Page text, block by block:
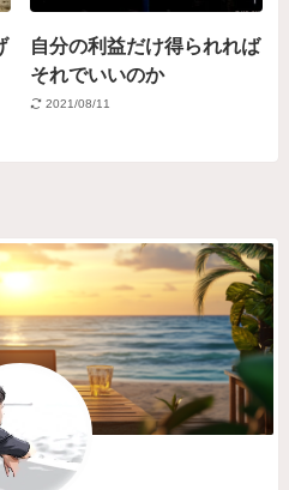
自分の利益だけ得られれば
それでいいのか
2021/08/11